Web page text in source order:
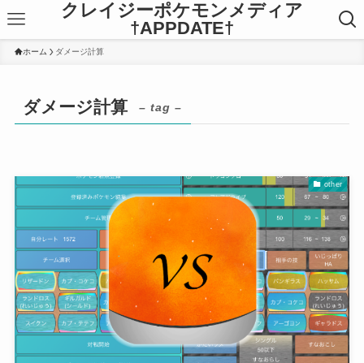
クレイジーポケモンメディア
†APPDATE†
ホーム ダメージ計算
ダメージ計算 – tag –
other